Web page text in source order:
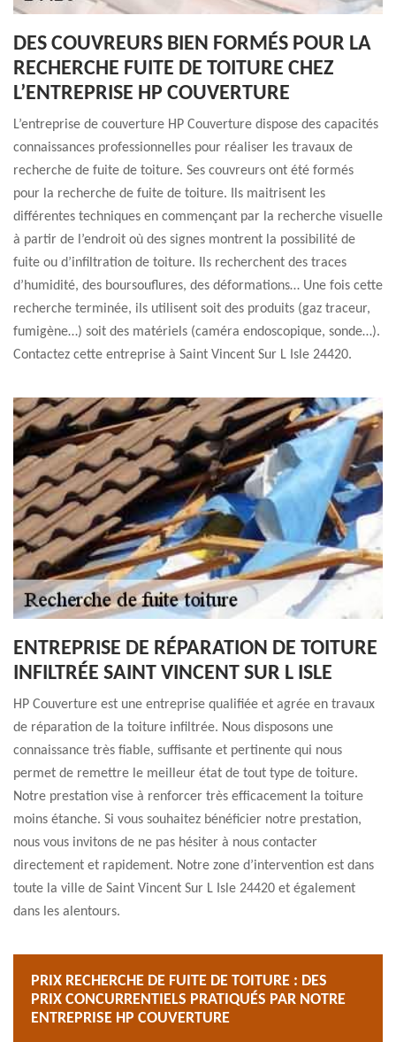
DES COUVREURS BIEN FORMÉS POUR LA
RECHERCHE FUITE DE TOITURE CHEZ
L’ENTREPRISE HP COUVERTURE
L’entreprise de couverture HP Couverture dispose des capacités
connaissances professionnelles pour réaliser les travaux de
recherche de fuite de toiture. Ses couvreurs ont été formés
pour la recherche de fuite de toiture. Ils maitrisent les
différentes techniques en commençant par la recherche visuelle
à partir de l’endroit où des signes montrent la possibilité de
fuite ou d’infiltration de toiture. Ils recherchent des traces
d’humidité, des boursouflures, des déformations… Une fois cette
recherche terminée, ils utilisent soit des produits (gaz traceur,
fumigène…) soit des matériels (caméra endoscopique, sonde…).
Contactez cette entreprise à Saint Vincent Sur L Isle 24420.
ENTREPRISE DE RÉPARATION DE TOITURE
INFILTRÉE SAINT VINCENT SUR L ISLE
HP Couverture est une entreprise qualifiée et agrée en travaux
de réparation de la toiture infiltrée. Nous disposons une
connaissance très fiable, suffisante et pertinente qui nous
permet de remettre le meilleur état de tout type de toiture.
Notre prestation vise à renforcer très efficacement la toiture
moins étanche. Si vous souhaitez bénéficier notre prestation,
nous vous invitons de ne pas hésiter à nous contacter
directement et rapidement. Notre zone d’intervention est dans
toute la ville de Saint Vincent Sur L Isle 24420 et également
dans les alentours.
PRIX RECHERCHE DE FUITE DE TOITURE : DES
PRIX CONCURRENTIELS PRATIQUÉS PAR NOTRE
ENTREPRISE HP COUVERTURE